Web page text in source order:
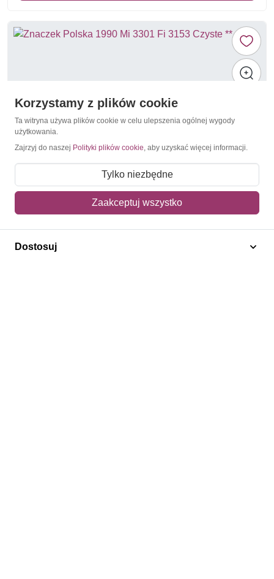
4,00 zł
Korzystamy z plików cookie
Ta witryna używa plików cookie w celu ulepszenia ogólnej wygody
użytkowania.
Zajrzyj do naszej Polityki plików cookie, aby uzyskać więcej informacji.
Tylko niezbędne
Zaakceptuj wszystko
Dostosuj